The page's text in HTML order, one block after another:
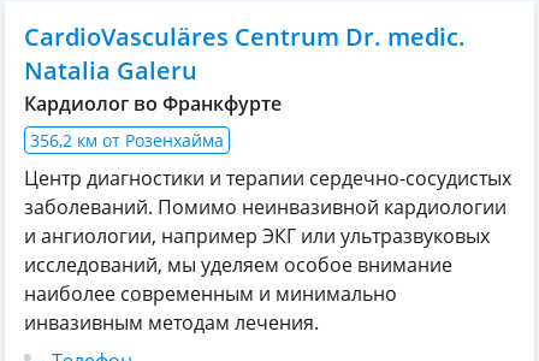
CardioVasculäres Centrum Dr. medic.
Natalia Galeru
Кардиолог во Франкфурте
356,2 км от Розенхайма
Центр диагностики и терапии сердечно-сосудистых
заболеваний. Помимо неинвазивной кардиологии
и ангиологии, например ЭКГ или ультразвуковых
исследований, мы уделяем особое внимание
наиболее современным и минимально
инвазивным методам лечения.